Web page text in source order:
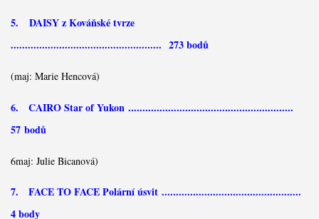
5. DAISY z Kováňské tvrze
..................................................... 273 bodů
(maj: Marie Hencová)
6. CAIRO Star of Yukon..........................................................
57bodů
6maj: Julie Bicanová)
7. FACE TO FACE Polární úsvit .................................................
4 body